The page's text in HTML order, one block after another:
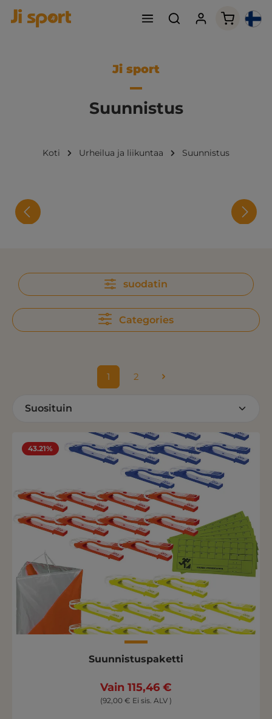
Ji sport
Suunnistus
Koti Urheilua ja liikuntaa Suunnistus
suodatin
Categories
Sivu
1 Sivu
2
43.21%
Suunnistuspaketti
Vain 115,46 €
(92,00 € Ei sis. ALV )